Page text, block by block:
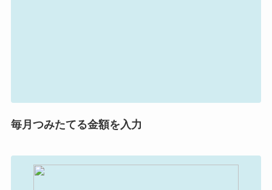
毎月つみたてる金額を入力